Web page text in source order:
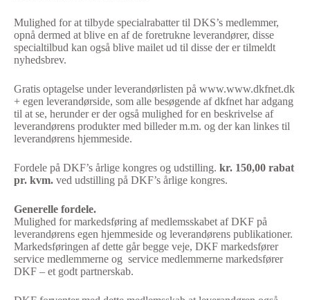
Mulighed for at tilbyde specialrabatter til DKS’s medlemmer,
opnå dermed at blive en af de foretrukne leverandører, disse
specialtilbud kan også blive mailet ud til disse der er tilmeldt
nyhedsbrev.
Gratis optagelse under leverandørlisten på www.www.dkfnet.dk
+ egen leverandørside, som alle besøgende af dkfnet har adgang
til at se, herunder er der også mulighed for en beskrivelse af
leverandørens produkter med billeder m.m. og der kan linkes til
leverandørens hjemmeside.
Fordele på DKF’s årlige kongres og udstilling. kr. 150,00 rabat
pr. kvm. ved udstilling på DKF’s årlige kongres.
Generelle fordele.
Mulighed for markedsføring af medlemsskabet af DKF på
leverandørens egen hjemmeside og leverandørens publikationer.
Markedsføringen af dette går begge veje, DKF markedsfører
service medlemmerne og service medlemmerne markedsfører
DKF – et godt partnerskab.